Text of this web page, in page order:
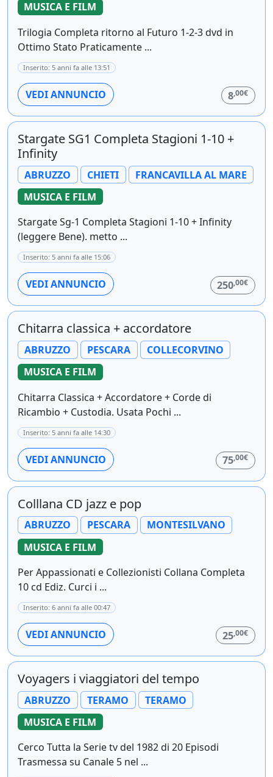
MUSICA E FILM
Trilogia Completa ritorno al Futuro 1-2-3 dvd in
Ottimo Stato Praticamente ...
Inserito: 5 anni fa alle 13:51
VEDI ANNUNCIO 8,00€
Stargate SG1 Completa Stagioni 1-10 +
Infinity
ABRUZZO CHIETI
FRANCAVILLA AL MARE
MUSICA E FILM
Stargate Sg-1 Completa Stagioni 1-10 + Infinity
(leggere Bene). metto ...
Inserito: 5 anni fa alle 15:06
VEDI ANNUNCIO 250,00€
Chitarra classica + accordatore
ABRUZZO PESCARA
COLLECORVINO
MUSICA E FILM
Chitarra Classica + Accordatore + Corde di
Ricambio + Custodia. Usata Pochi ...
Inserito: 5 anni fa alle 14:30
VEDI ANNUNCIO 75,00€
Colllana CD jazz e pop
ABRUZZO PESCARA
MONTESILVANO
MUSICA E FILM
Per Appassionati e Collezionisti Collana Completa
10 cd Ediz. Curci i ...
Inserito: 6 anni fa alle 00:47
VEDI ANNUNCIO 25,00€
Voyagers i viaggiatori del tempo
ABRUZZO TERAMO
TERAMO
MUSICA E FILM
Cerco Tutta la Serie tv del 1982 di 20 Episodi
Trasmessa su Canale 5 nel ...